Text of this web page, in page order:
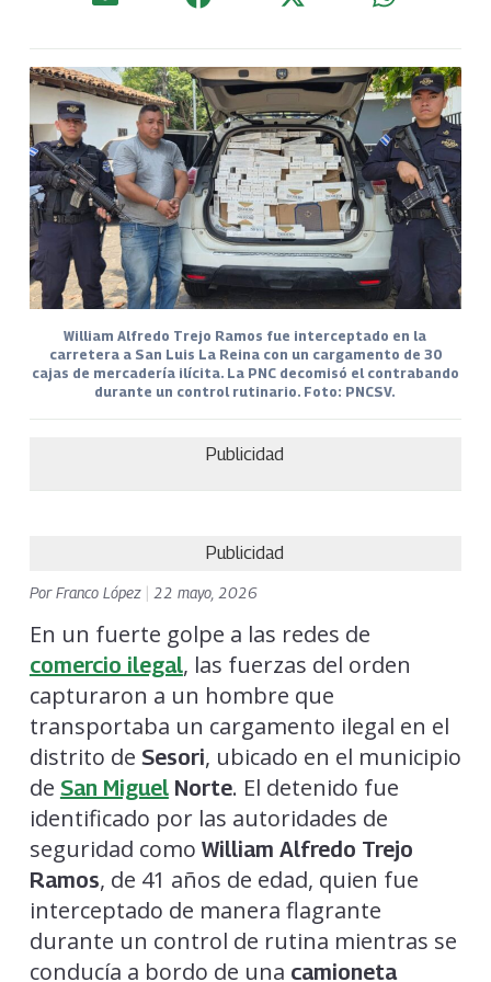
William Alfredo Trejo Ramos fue interceptado en la
carretera a San Luis La Reina con un cargamento de 30
cajas de mercadería ilícita. La PNC decomisó el contrabando
durante un control rutinario. Foto: PNCSV.
Publicidad
Publicidad
PorFranco López 22 mayo, 2026
En un fuerte golpe a las redes de
comercio ilegal, las fuerzas del orden
capturaron a un hombre que
transportaba un cargamento ilegal en el
distrito de Sesori, ubicado en el municipio
de San MiguelNorte. El detenido fue
identificado por las autoridades de
seguridad como William Alfredo Trejo
Ramos, de 41 años de edad, quien fue
interceptado de manera flagrante
durante un control de rutina mientras se
conducía a bordo de una camioneta